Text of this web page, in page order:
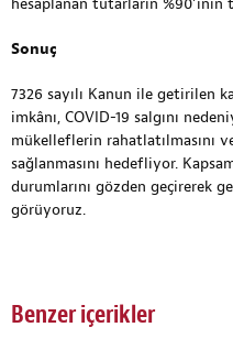
Sonuç
7326 sayılı Kanun ile getirilen
imkânı, COVID-19 salgını
mükelleflerin rahatlatılmasını
sağlanmasını hedefliyor.
durumlarını gözden geçirerek
görüyoruz.
Benzer içerikler